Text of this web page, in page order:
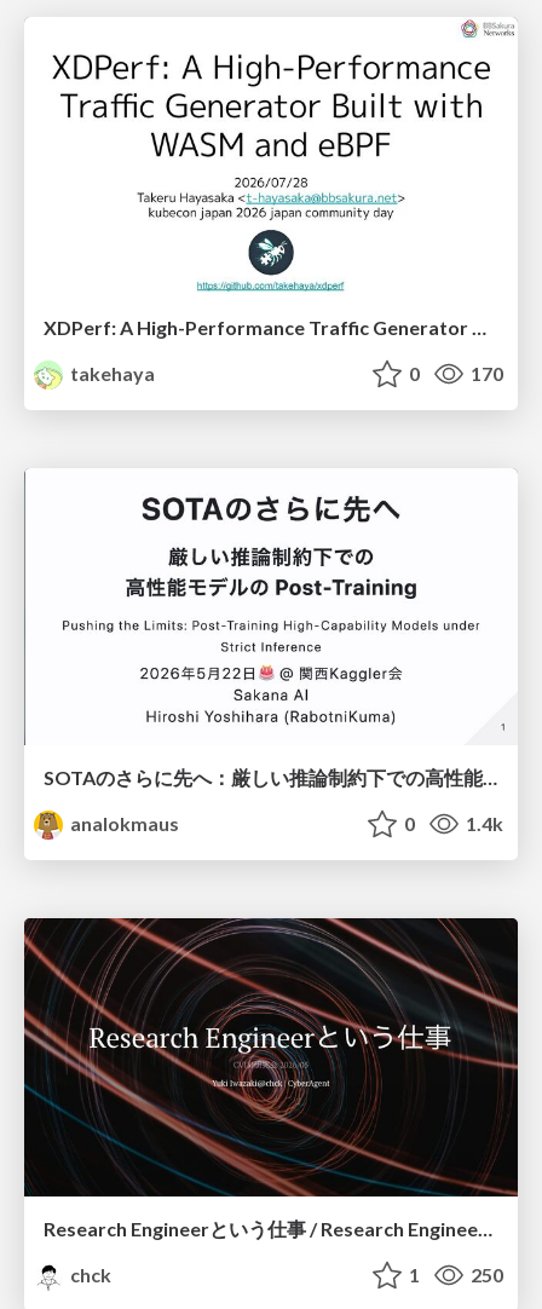
XDPerf: A High-Performance Traffic Generator Built with WASM and eBPF
takehaya
0 170
SOTAのさらに先へ：厳しい推論制約下での高性能モデルのPost-Training
analokmaus
0 1.4k
chck
1 250